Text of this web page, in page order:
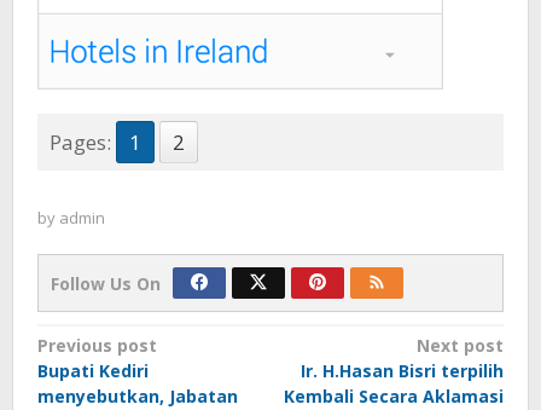
Pages: 1 2
by admin
Follow Us On
Post
navigation
Previous post
Bupati Kediri
menyebutkan, Jabatan
Next post
Ir. H.Hasan Bisri terpilih
Kembali Secara Aklamasi